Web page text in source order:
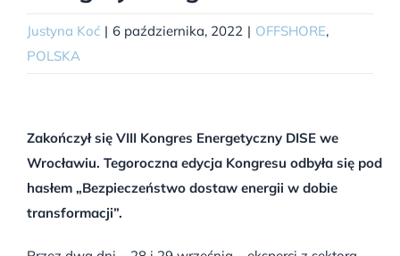
Justyna Koć | 6 października, 2022 | OFFSHORE,
POLSKA
Zakończył się VIII Kongres Energetyczny DISE we
Wrocławiu. Tegoroczna edycja Kongresu odbyła się pod
hasłem „Bezpieczeństwo dostaw energii w dobie
transformacji”.